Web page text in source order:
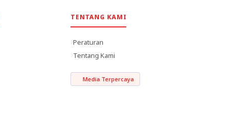
TENTANG KAMI
Peraturan
Tentang Kami
Media Terpercaya